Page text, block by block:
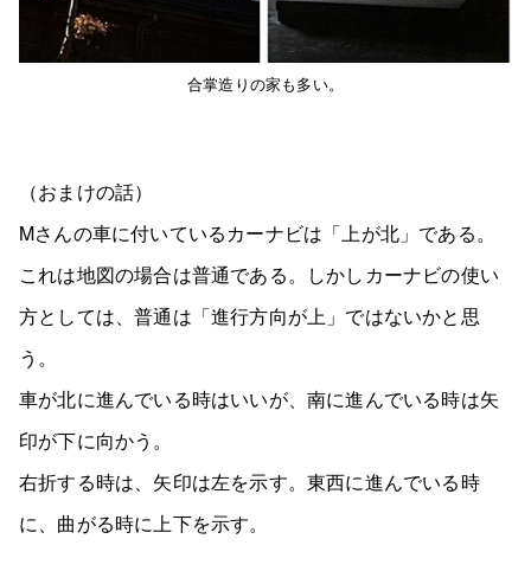
合掌造りの家も多い。
（おまけの話）
Mさんの車に付いているカーナビは「上が北」である。
これは地図の場合は普通である。しかしカーナビの使い
方としては、普通は「進行方向が上」ではないかと思
う。
車が北に進んでいる時はいいが、南に進んでいる時は矢
印が下に向かう。
右折する時は、矢印は左を示す。東西に進んでいる時
に、曲がる時に上下を示す。